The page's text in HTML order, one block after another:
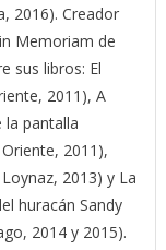
2016). Creador
Memoriam de
sus libros: El
2011), A
la pantalla
2011),
2013) y La
huracán Sandy
2014 y 2015).